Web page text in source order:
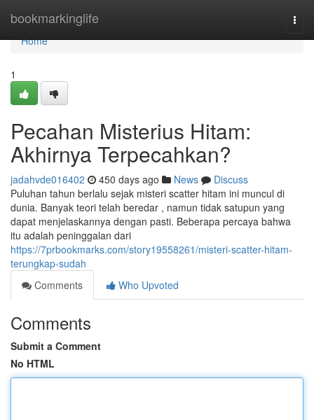
bookmarkinglife
Home
Home
1
Pecahan Misterius Hitam:
Akhirnya Terpecahkan?
jadahvde016402 450 days ago News
Discuss
Puluhan tahun berlalu sejak misteri scatter hitam ini muncul di
dunia. Banyak teori telah beredar , namun tidak satupun yang
dapat menjelaskannya dengan pasti. Beberapa percaya bahwa
itu adalah peninggalan dari
https://7prbookmarks.com/story19558261/misteri-scatter-hitam-
terungkap-sudah
Comments
Who Upvoted
Comments
Submit a Comment
No HTML